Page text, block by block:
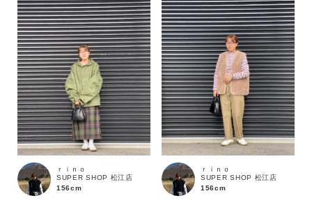
ｒｉｎｏ
SUPER SHOP 松江店
156cm
ｒｉｎｏ
SUPER SHOP 松江店
156cm